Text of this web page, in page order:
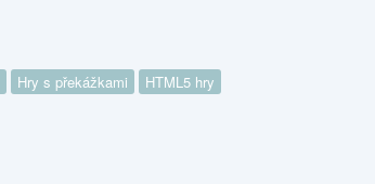
Hry s překážkami HTML5 hry